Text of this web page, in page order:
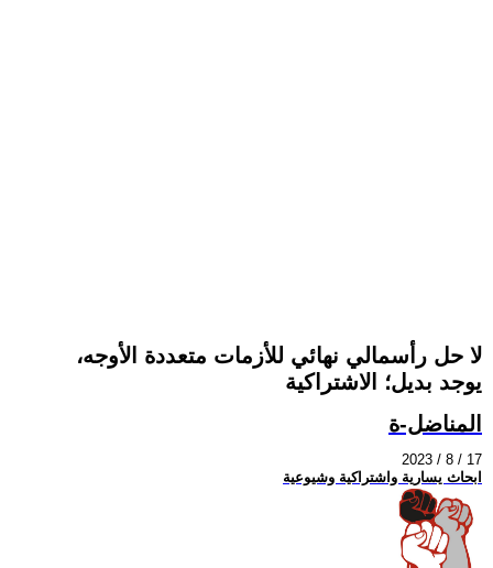
لا حل رأسمالي نهائي للأزمات متعددة الأوجه،
يوجد بديل؛ الاشتراكية
المناضل-ة
2023 / 8 / 17
ابحاث يسارية واشتراكية وشيوعية